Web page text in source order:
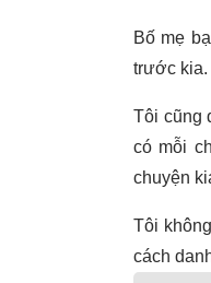
Bố mẹ
trước kia.
Tôi cũng
có mỗi
chuyện
Tôi
cách